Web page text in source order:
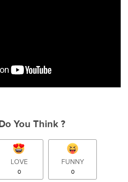
You Think ?
LOVE
0
FUNNY
0